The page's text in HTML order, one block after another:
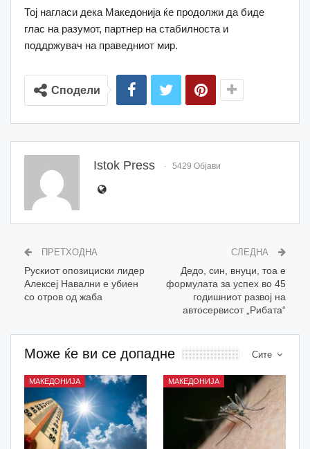
Тој нагласи дека Македонија ќе продолжи да биде
глас на разумот, партнер на стабилноста и
поддржувач на праведниот мир.
Сподели
Istok Press 5429 Објави
ПРЕТХОДНА
Рускиот опозициски лидер
Алексеј Навални е убиен
со отров од жаба
СЛЕДНА
Дедо, син, внуци, тоа е
формулата за успех во 45
годишниот развој на
автосервисот „Рибата“
Сите
Може ќе ви се допадне
МАКЕДОНИЈА МАКЕДОНИЈА